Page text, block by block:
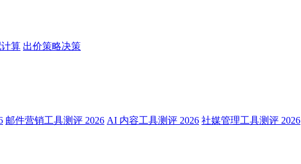
算 出价策略决策
邮件营销工具测评 2026 AI 内容工具测评 2026 社媒管理工具测评 2026